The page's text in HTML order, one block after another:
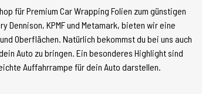
für Premium Car Wrapping Folien zum günstigen
Dennison, KPMF und Metamark, bieten wir eine
Oberflächen. Natürlich bekommst du bei uns auch
Auto zu bringen. Ein besonderes Highlight sind
Auffahrrampe für dein Auto darstellen.